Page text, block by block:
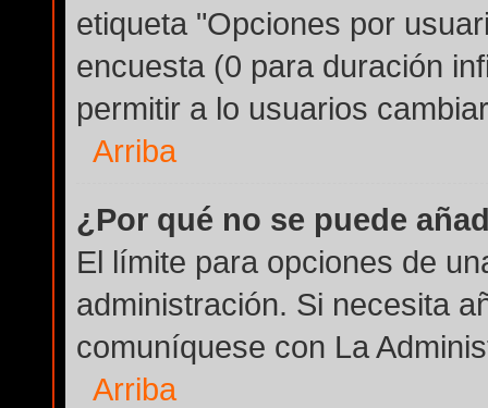
etiqueta "Opciones por
encuesta (0 para duración
permitir a lo usuarios
Arriba
¿Por qué no se puede
El límite para opciones de
administración. Si necesita
comuníquese con La
Arriba